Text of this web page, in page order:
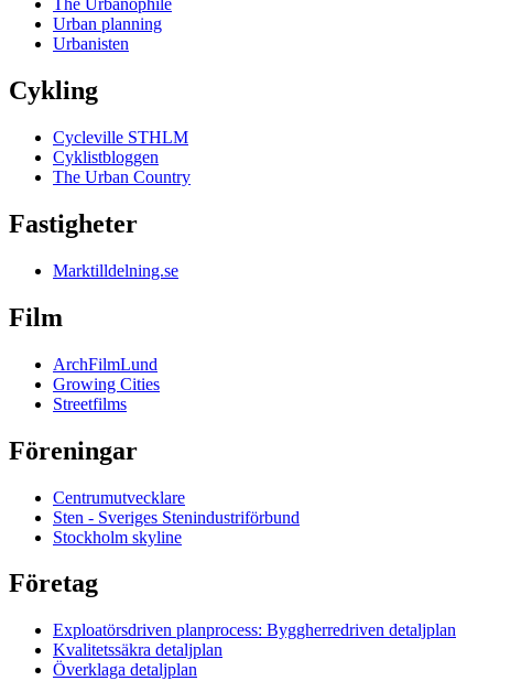
The Urbanophile
Urban planning
Urbanisten
Cykling
Cycleville STHLM
Cyklistbloggen
The Urban Country
Fastigheter
Marktilldelning.se
Film
ArchFilmLund
Growing Cities
Streetfilms
Föreningar
Centrumutvecklare
Sten - Sveriges Stenindustriförbund
Stockholm skyline
Företag
Exploatörsdriven planprocess: Byggherredriven detaljplan
Kvalitetssäkra detaljplan
Överklaga detaljplan